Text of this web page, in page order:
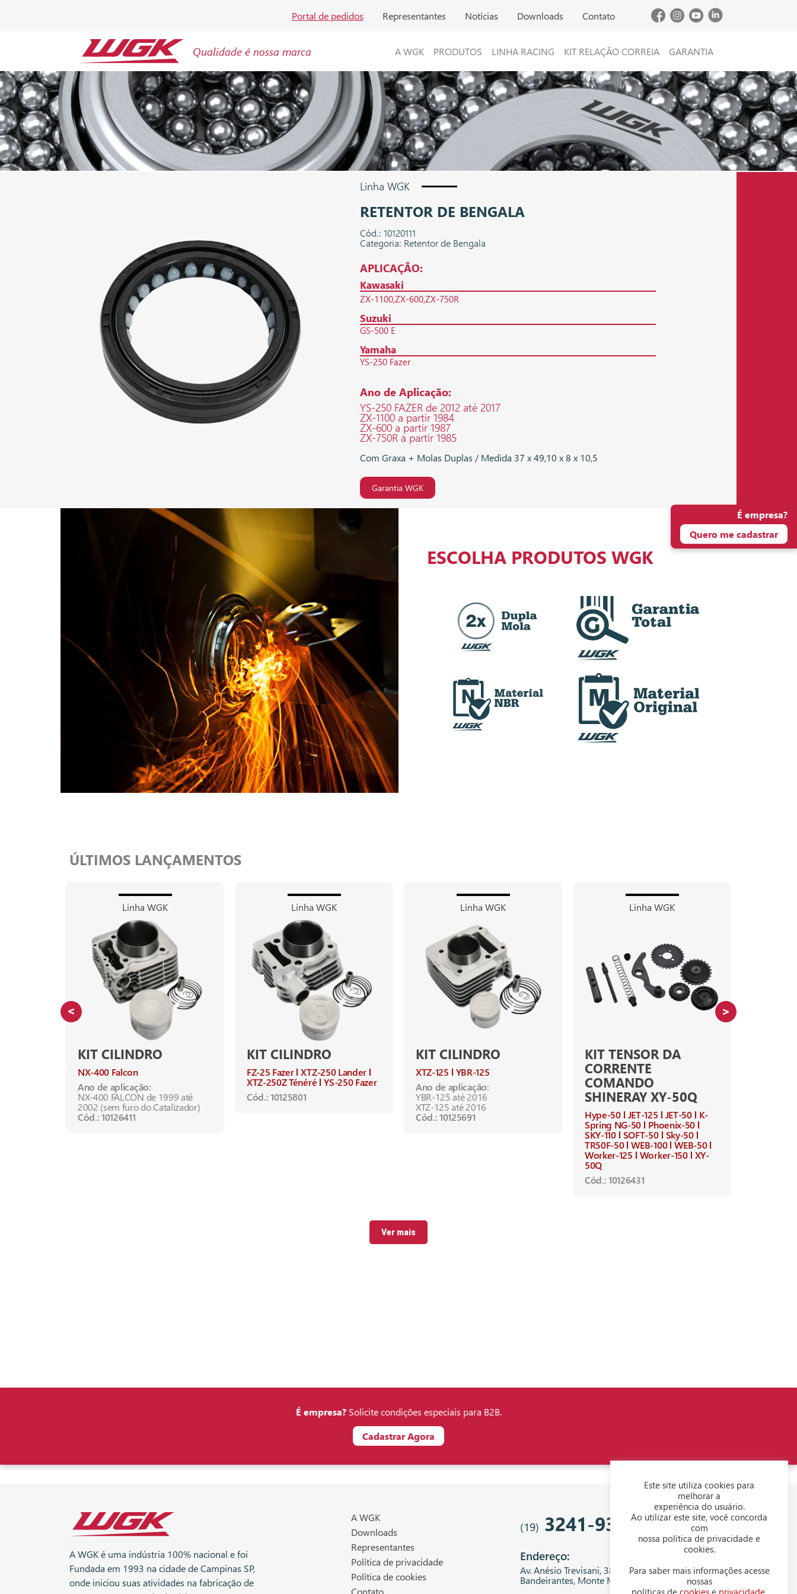
Portal de pedidos Representantes Notícias Downloads Contato
Qualidade é nossa marca A WGK PRODUTOS LINHA RACING KIT RELAÇÃO CORREIA GARANTIA
Linha WGK
RETENTOR DE BENGALA
Cód.: 10120111
Categoria: Retentor de Bengala
APLICAÇÃO:
Kawasaki
ZX-1100ZX-600ZX-750R
Suzuki
GS-500 E
Yamaha
YS-250 Fazer
Ano de Aplicação:
YS-250 FAZER de 2012 até 2017
ZX-1100 a partir 1984
ZX-600 a partir 1987
ZX-750R a partir 1985
Com Graxa + Molas Duplas / Medida 37 x 49,10 x 8 x 10,5
Garantia WGK
ESCOLHA PRODUTOS WGK
ÚLTIMOS LANÇAMENTOS
Linha WGK
KIT CILINDRO
NX-400 Falcon
Ano de aplicação:
NX-400 FALCON de 1999 até
2002 (sem furo do Catalizador)
Cód.: 10126411
Linha WGK
KIT CILINDRO
FZ-25 Fazer XTZ-250 Lander
XTZ-250Z Ténéré YS-250 Fazer
Cód.: 10125801
Linha WGK
KIT CILINDRO
XTZ-125
YBR-125
Ano de aplicação:
YBR-125 até 2016
XTZ-125 até 2016
Cód.: 10125691
Linha WGK
KIT TENSOR DA
CORRENTE
COMANDO
SHINERAY XY-50Q
Hype-50 JET-125 JET-50
K-
Spring NG-50
Phoenix-50
SKY-110 SOFT-50 Sky-50
TR50F-50 WEB-100 WEB-50
Worker-125
Worker-150 XY-
50Q
Cód.: 10126431
Ver mais
É empresa?
Quero me cadastrar
É empresa?Solicite condições especiais para B2B.
Cadastrar Agora
A WGK é uma indústria 100% nacional e foi
Fundada em 1993 na cidade de Campinas SP,
onde iniciou suas atividades na fabricação de
A WGK
Downloads
Representantes
Política de privacidade
Política de cookies
Contato
(19) 3241-9343
Endereço:
Av. Anésio Trevisani, 380 - Centro Empresarial
Bandeirantes, Monte Mor - SP, 13199-300
Este site utiliza cookies para
melhorar a
experiência do usuário.
Ao utilizar este site, você concorda
com
nossa política de privacidade e
cookies.
Para saber mais informações acesse
nossas
políticas de cookies e privacidade